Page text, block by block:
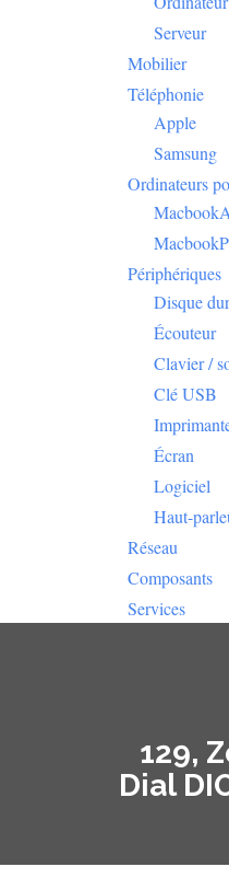
Serveur
Mobilier
Téléphonie
Apple
Samsung
Ordinateurs
Périphériques
Disque
Écouteur
Clavier /
Clé USB
Écran
Logiciel
Haut-
Réseau
Composants
Services
129,
Dial